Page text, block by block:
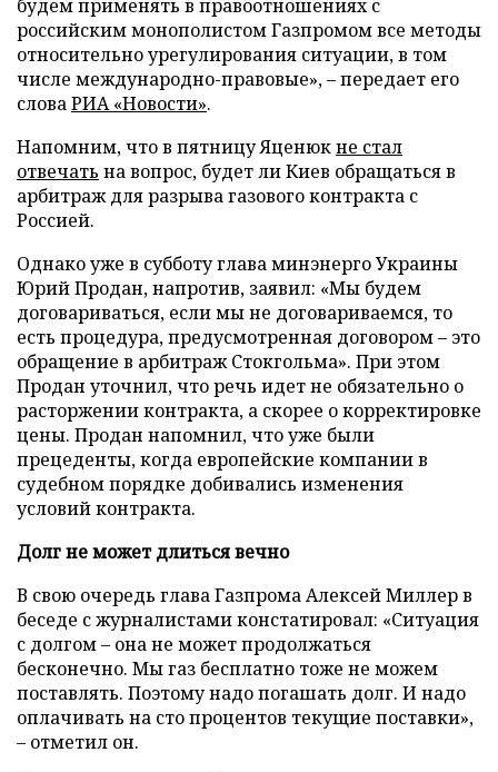
будем применять в правоотношениях с
российским монополистом Газпромом все методы
относительно урегулирования ситуации, в том
числе международно-правовые», – передает его
словаРИА «Новости».
Напомним, что в пятницу Яценюкне стал
отвечать на вопрос, будет ли Киев обращаться в
арбитраж для разрыва газового контракта с
Россией.
Однако уже в субботу глава минэнерго Украины
Юрий Продан, напротив, заявил: «Мы будем
договариваться, если мы не договариваемся, то
есть процедура, предусмотренная договором – это
обращение в арбитраж Стокгольма». При этом
Продан уточнил, что речь идет не обязательно о
расторжении контракта, а скорее о корректировке
цены. Продан напомнил, что уже были
прецеденты, когда европейские компании в
судебном порядке добивались изменения
условий контракта.
Долг не может длиться вечно
В свою очередь глава Газпрома Алексей Миллер в
беседе с журналистами констатировал: «Ситуация
с долгом – она не может продолжаться
бесконечно. Мы газ бесплатно тоже не можем
поставлять. Поэтому надо погашать долг. И надо
оплачивать на сто процентов текущие поставки»,
– отметил он.